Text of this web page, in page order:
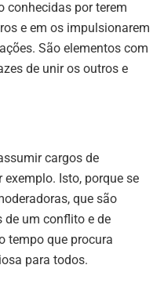
conhecidas por terem
e em os impulsionarem
São elementos com
de unir os outros e
cargos de
Isto, porque se
que são
de um conflito e de
tempo que procura
para todos.